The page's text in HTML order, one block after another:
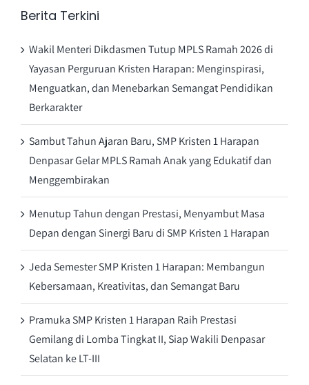
Berita Terkini
Wakil Menteri Dikdasmen Tutup MPLS Ramah 2026 di
Yayasan Perguruan Kristen Harapan: Menginspirasi,
Menguatkan, dan Menebarkan Semangat Pendidikan
Berkarakter
Sambut Tahun Ajaran Baru, SMP Kristen 1 Harapan
Denpasar Gelar MPLS Ramah Anak yang Edukatif dan
Menggembirakan
Menutup Tahun dengan Prestasi, Menyambut Masa
Depan dengan Sinergi Baru di SMP Kristen 1 Harapan
Jeda Semester SMP Kristen 1 Harapan: Membangun
Kebersamaan, Kreativitas, dan Semangat Baru
Pramuka SMP Kristen 1 Harapan Raih Prestasi
Gemilang di Lomba Tingkat II, Siap Wakili Denpasar
Selatan ke LT-III